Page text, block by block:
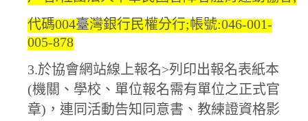
代碼004臺灣銀行民權分行;帳號:046-001-
005-878
3.於協會網站線上報名>列印出報名表紙本
(機關、學校、單位報名需有單位之正式官
章)，連同活動告知同意書、教練證資格影